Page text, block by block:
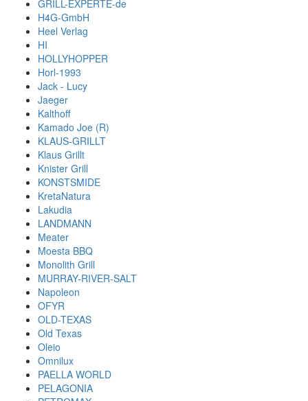
GRILL-EXPERTE-de
H4G-GmbH
Heel Verlag
HI
HOLLYHOPPER
Horl-1993
Jack - Lucy
Jaeger
Kalthoff
Kamado Joe (R)
KLAUS-GRILLT
Klaus Grillt
Knister Grill
KONSTSMIDE
KretaNatura
Lakudia
LANDMANN
Meater
Moesta BBQ
Monolith Grill
MURRAY-RIVER-SALT
Napoleon
OFYR
OLD-TEXAS
Old Texas
Oleio
Omnilux
PAELLA WORLD
PELAGONIA